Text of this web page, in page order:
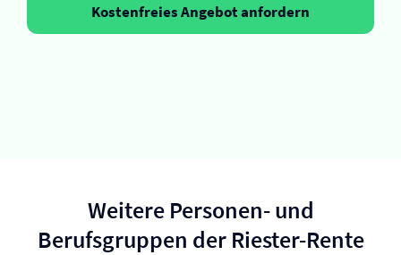
Kostenfreies Angebot anfordern
Weitere Personen- und
Berufsgruppen der Riester-Rente